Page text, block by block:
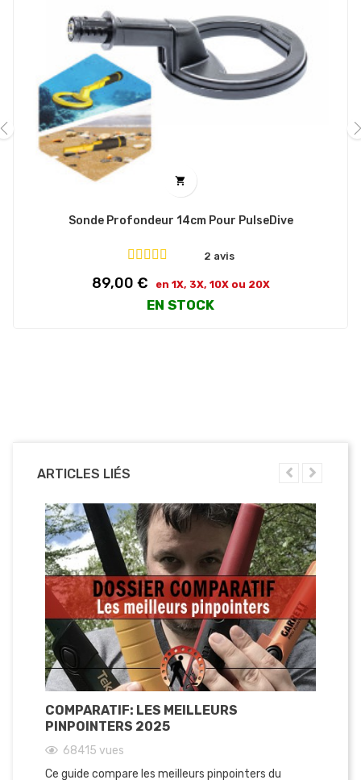

Sonde Profondeur 14cm Pour PulseDive
2 avis
Prix
89,00 € en 1X, 3X, 10X ou 20X
EN STOCK
ARTICLES LIÉS
COMPARATIF: LES MEILLEURS
PINPOINTERS 2025
68415 vues
Ce guide compare les meilleurs pinpointers du